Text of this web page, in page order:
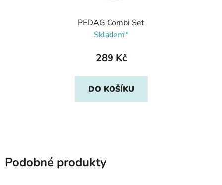
PEDAG Combi Set
Skladem*
289 Kč
DO KOŠÍKU
Podobné produkty